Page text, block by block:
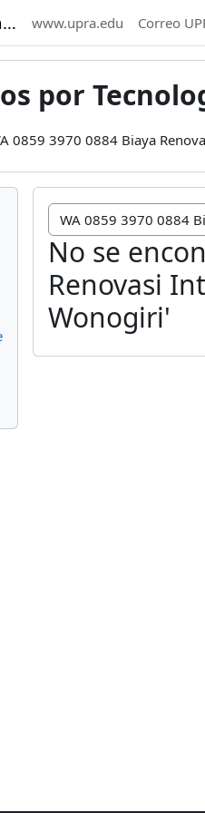
Cursos Asistidos por Tecnología www.upra.edu Correo
por
0859 3970 0884 Biaya
No se
Renovasi
Wonogiri'